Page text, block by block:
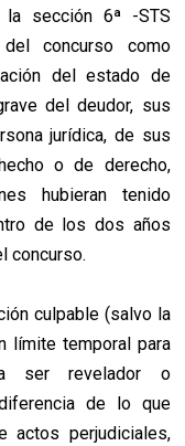
sección 6ª -STS
concurso como
del estado de
del deudor, sus
jurídica, de sus
o de derecho,
hubieran tenido
de los dos años
concurso.
culpable (salvo la
límite temporal para
ser revelador o
de lo que
actos perjudiciales,